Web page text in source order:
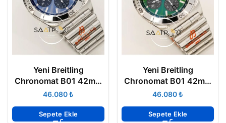
Yeni Breitling
Chronomat B01 42mm
Çelik Bezel Mavi
₺
Sepete Ekle
Yeni Breitling
Chronomat B01 42mm
Yeşil Kadran Çelik Bezel
₺
Sepete Ekle